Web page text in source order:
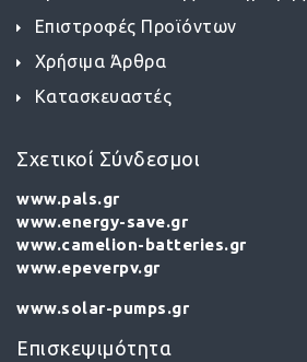
Επιστροφές Προϊόντων
Χρήσιμα Άρθρα
Κατασκευαστές
Σχετικοί Σύνδεσμοι
www.pals.gr
www.energy-save.gr
www.camelion-batteries.gr
www.epeverpv.gr
www.solar-pumps.gr
Επισκεψιμότητα